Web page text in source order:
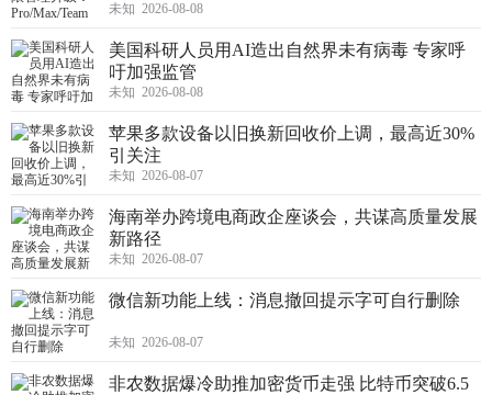
未知 2026-08-08
美国科研人员用AI造出自然界未有病毒 专家呼
吁加强监管
未知 2026-08-08
苹果多款设备以旧换新回收价上调，最高近30%
引关注
未知 2026-08-07
海南举办跨境电商政企座谈会，共谋高质量发展
新路径
未知 2026-08-07
微信新功能上线：消息撤回提示字可自行删除
未知 2026-08-07
非农数据爆冷助推加密货币走强 比特币突破6.5